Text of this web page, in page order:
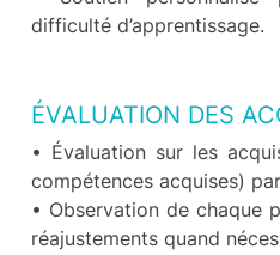
difficulté d’apprentissage.
ÉVALUATION DES
• Évaluation sur les
compétences acquises)
• Observation de chaque
réajustements quand